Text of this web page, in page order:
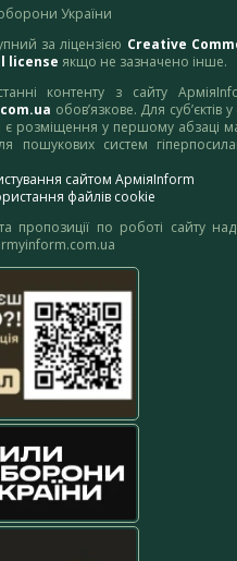
України
за ліцензією Creative
license якщо не зазначено інше.
контенту з сайту
обов’язкове. Для суб’єктів
є розміщення у першому абзаці
пошукових систем
сайтом АрміяInform
файлів cookie
пропозиції по роботі сайту